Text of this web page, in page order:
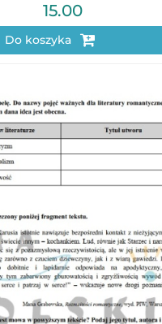
15.00
Do koszyka